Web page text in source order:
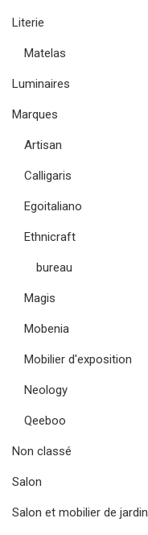
Literie
Matelas
Luminaires
Marques
Artisan
Calligaris
Egoitaliano
Ethnicraft
bureau
Magis
Mobenia
Mobilier d'exposition
Neology
Qeeboo
Non classé
Salon
Salon et mobilier de jardin